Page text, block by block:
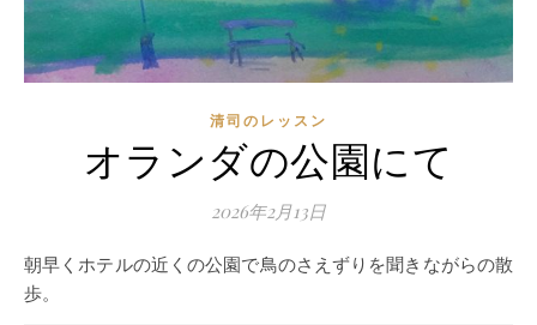
清司のレッスン
オランダの公園にて
2026年2月13日
朝早くホテルの近くの公園で鳥のさえずりを聞きながらの散
歩。